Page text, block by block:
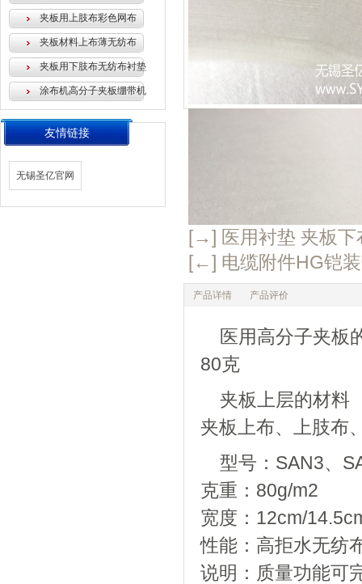
夹板用上肢布彩色网布
夹板材料上布薄无纺布
夹板用下肢布无纺布衬垫
涂布机高分子夹板绷带机
友情链接
无锡圣亿官网
[→] 医用衬垫 夹板下
[←] 电缆附件HG铠
产品详情 产品评价
医用高分子夹板
80克
夹板上层的材料
夹板上布、上肢布
型号：SAN3、
克重：80g/m2
宽度：12cm/
性能：高拒水无纺
说明：质量功能可